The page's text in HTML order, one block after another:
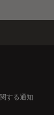
する通知